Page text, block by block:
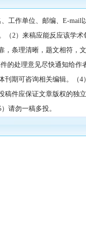
工作单位、邮编、E-mail
（2）来稿应能反应该学
，条理清晰，题文相符，
的处理意见尽快通知给作
刊期可咨询相关编辑。（4
稿件应保证文章版权的独
请勿一稿多投。